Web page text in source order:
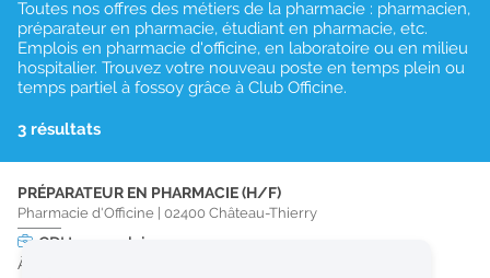
Toutes nos offres des métiers de la pharmacie : pharmacien,
préparateur en pharmacie, étudiant en pharmacie, etc.
Emplois en pharmacie d'officine, en laboratoire ou en milieu
hospitalier. Trouvez votre nouveau poste en temps plein ou
temps partiel à fossoy grâce à Club Officine.
3 résultats
PRÉPARATEUR EN PHARMACIE (H/F)
Pharmacie d'Officine 02400 Château-Thierry
CDI temps plein
À partir du 30/08/26